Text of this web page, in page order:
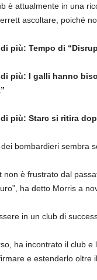
è attualmente in una
ascoltare, poiché
di più: Tempo di
di più: I galli hanno
di più: Starc si ritira
bombardieri sembra
non è frustrato dal
ha detto Morris a
in un club di
ha incontrato il club
e estenderlo oltre